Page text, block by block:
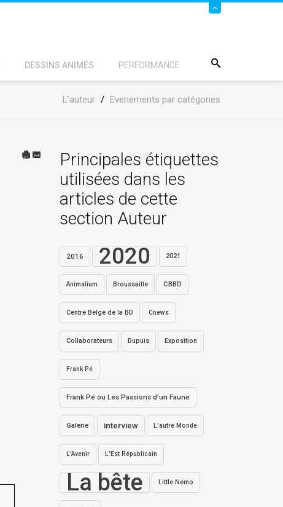
DESSINS ANIMÉS PERFORMANCE
L'auteur / Evenements par catégories
Principales étiquettes
utilisées dans les
articles de cette
section Auteur
2016 2020 2021
Animalium Broussaille CBBD
Centre Belge de la BD Cnews
Collaborateurs Dupuis Exposition
Frank Pé
Frank Pé ou Les Passions d’un Faune
Galerie interview L'autre Monde
L'Avenir L'Est Républicain
La bête Little Nemo